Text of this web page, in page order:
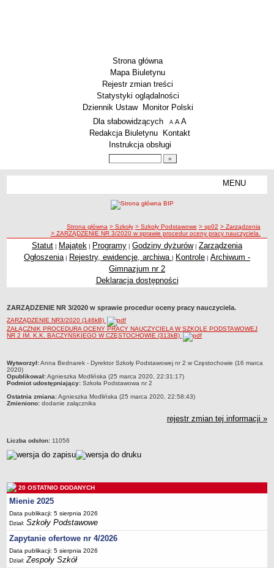
Strona główna
Mapa Biuletynu
Rejestr zmian treści
Statystyki oglądalności
Dziennik Ustaw
Monitor Polski
Menu dodatkowe
Dla słabowidzących A pomniejsz czcionkę
A standardowy rozmiar czcionki
A
Redakcja Biuletynu
Kontakt
Instrukcja obsługi
MENU
Zespoły Szkół
Techniczne Zakłady Naukowe
Przedszkola Miejskie
Zlikwidowane gimnazja
Przekształcone szkoły i placówki
Specjalny Ośrodek nr 1
Specjalny Ośrodek nr 5
BURSA MIEJSKA
Zarządzenia
Kontrole
Rejestry, ewidencje, archiwa
Sprawozdania
Deklaracja dostępności
ścieżka nawigacji
Strona główna > Szkoły > Szkoły Podstawowe > sp02 > Zarządzenia
> ZARZĄDZENIE NR 3/2020 w sprawie procedur oceny pracy nauczyciela.
Statut | Majątek | Programy | Godziny dyżurów| Zarządzenia
Ogłoszenia | Rejestry, ewidencje, archiwa | Kontrole | Archiwum -
Gimnazjum nr 2
Deklaracja dostępności
ZARZĄDZENIE NR 3/2020 w sprawie procedur oceny pracy nauczyciela.
ZARZĄDZENIE NR3/2020 (146kB)
ZAŁĄCZNIK PROCEDURA OCENY PRACY NAUCZYCIELA W SZKOLE PODSTAWOWEJ
NR 2 IM. K.K. BACZYŃSKIEGO W CZĘSTOCHOWIE (313kB)
metryczka
Wytworzył:Anna Bednarek - Dyrektor Szkoły Podstawowej nr 2 w Częstochowie (16 marca
2020)
Opublikował:Agnieszka Modlińska (25 marca 2020, 22:31:17)
Podmiot udostępniający: Szkoła Podstawowa nr 2
Ostatnia zmiana:Agnieszka Modlińska (25 marca 2020, 22:58:43)
Zmieniono: dodanie załącznika
rejestr zmian tej informacji »
Liczba odsłon: 11056
20 OSTATNIO DODANYCH
Mienie 2025
Data publikacji: 5 sierpnia 2026
Dział:Szkoły Podstawowe
Zapytanie ofertowe nr 4/2026
Data publikacji: 5 sierpnia 2026
Dział:Zespoły Szkół